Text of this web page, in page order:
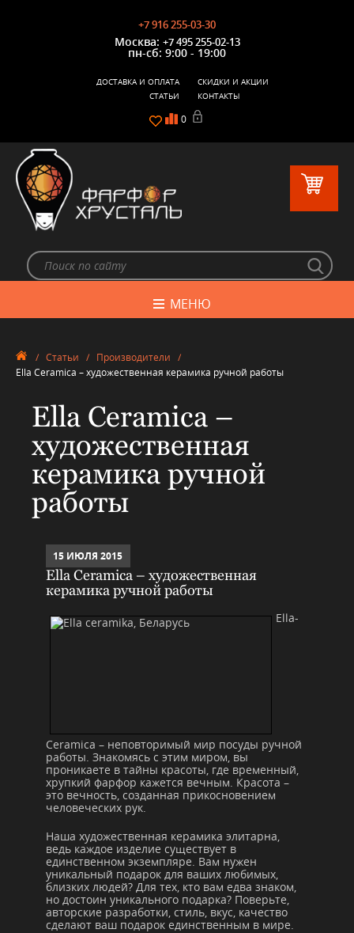
+7 916 255-03-30
Москва: +7 495 255-02-13
пн-сб: 9:00 - 19:00
0
ДОСТАВКА И ОПЛАТА
СКИДКИ И АКЦИИ
СТАТЬИ
КОНТАКТЫ
МЕНЮ
/ Статьи / Производители /
Ella Ceramica – художественная керамика ручной работы
Ella Ceramica –
художественная
керамика ручной
работы
15 ИЮЛЯ 2015
Ella Ceramica – художественная
керамика ручной работы
Ella-
Ceramica – неповторимый мир посуды ручной
работы. Знакомясь с этим миром, вы
проникаете в тайны красоты, где временный,
хрупкий фарфор кажется вечным. Красота –
это вечность, созданная прикосновением
человеческих рук.
Наша художественная керамика элитарна,
ведь каждое изделие существует в
единственном экземпляре. Вам нужен
уникальный подарок для ваших любимых,
близких людей? Для тех, кто вам едва знаком,
но достоин уникального подарка? Поверьте,
авторские разработки, стиль, вкус, качество
сделают ваш подарок единственным в мире.